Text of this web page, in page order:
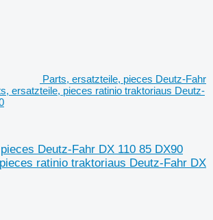
Parts, ersatzteile, pieces Deutz-Fahr
ersatzteile, pieces ratinio traktoriaus Deutz-
Deutz-Fahr DX 110 85 DX90
ratinio traktoriaus Deutz-Fahr DX